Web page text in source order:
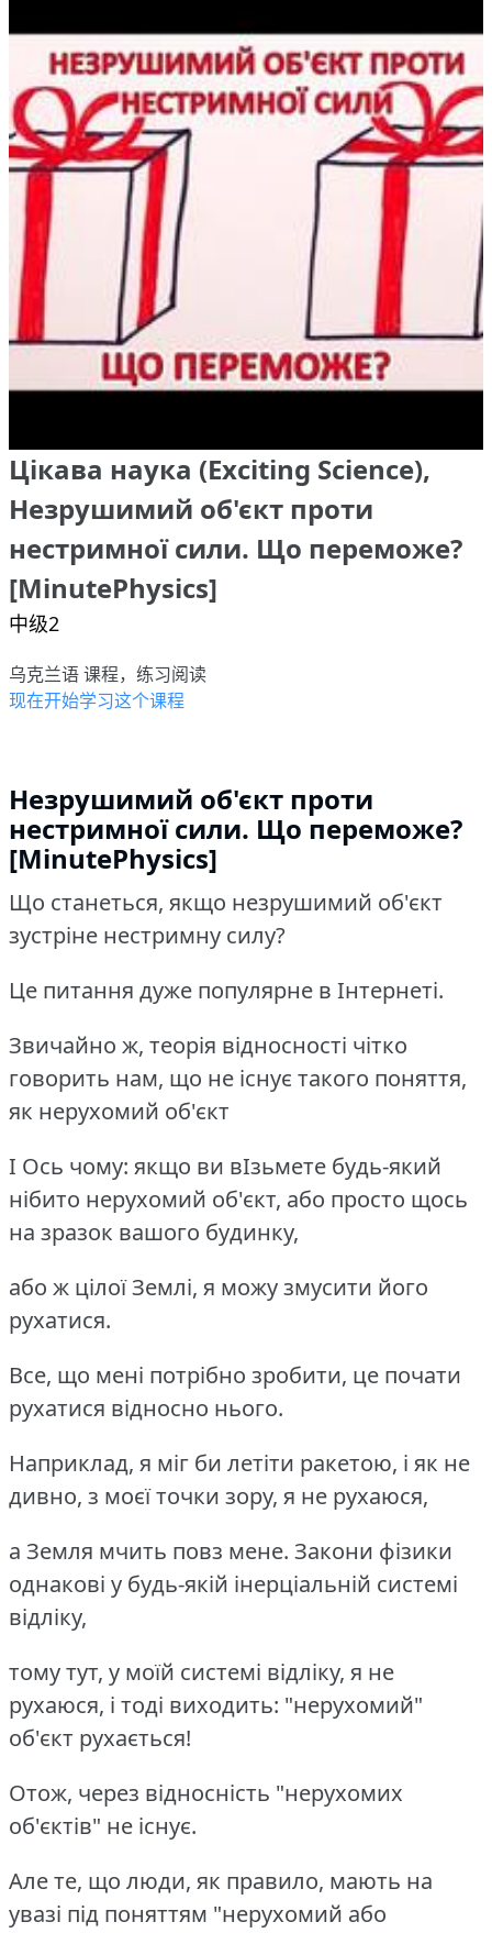
Цікава наука (Exciting Science),
Незрушимий об'єкт проти
нестримної сили. Що переможе?
[MinutePhysics]
中级2
乌克兰语 课程，练习阅读
现在开始学习这个课程
Незрушимий об'єкт проти
нестримної сили. Що переможе?
[MinutePhysics]
Що станеться, якщо незрушимий об'єкт
зустріне нестримну силу?
Це питання дуже популярне в Інтернеті.
Звичайно ж, теорія відносності чітко
говорить нам, що не існує такого поняття,
як нерухомий об'єкт
І Ось чому: якщо ви вІзьмете будь-який
нібито нерухомий об'єкт, або просто щось
на зразок вашого будинку,
або ж цілої Землі, я можу змусити його
рухатися.
Все, що мені потрібно зробити, це почати
рухатися відносно нього.
Наприклад, я міг би летіти ракетою, і як не
дивно, з моєї точки зору, я не рухаюся,
а Земля мчить повз мене. Закони фізики
однакові у будь-якій інерціальній системі
відліку,
тому тут, у моїй системі відліку, я не
рухаюся, і тоді виходить: "нерухомий"
об'єкт рухається!
Отож, через відносність "нерухомих
об'єктів" не існує.
Але те, що люди, як правило, мають на
увазі під поняттям "нерухомий або